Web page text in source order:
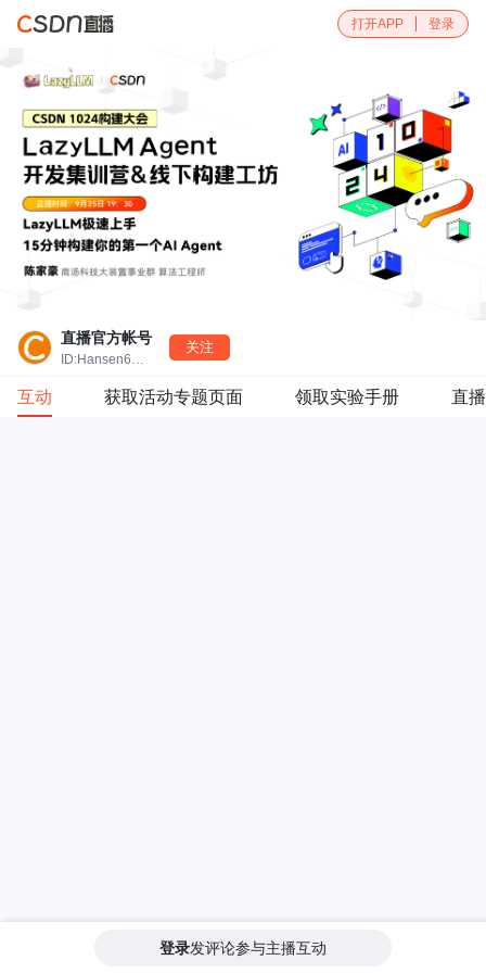
打开APP 登录
直播官方帐号
ID:Hansen666666
关注
互动 获取活动专题页面 领取实验手册 直
登录发评论参与主播互动